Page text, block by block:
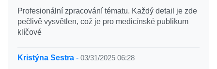
Profesionální zpracování tématu. Každý detail je zde
pečlivě vysvětlen, což je pro medicínské publikum
klíčové
Kristýna Sestra - 03/31/2025 06:28